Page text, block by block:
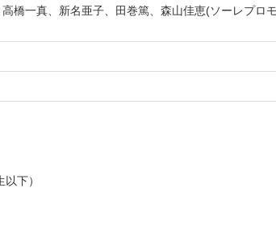
橋一真、新名亜子、田巻篤、森山佳恵(ソーレプロ
下）